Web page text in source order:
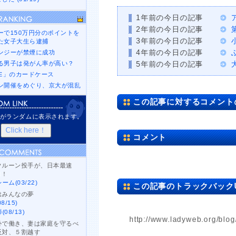
1年前の今日の記事
2年前の今日の記事
3年前の今日の記事
4年前の今日の記事
5年前の今日の記事
この記事に対するコメン
コメント
この記事のトラックバック
http://www.ladyweb.org/
で150万円分のポイントを
女子大生ら逮捕
ジーが禁煙に成功
男子は発がん率が高い？
」のカードケース
開催をめぐり、京大が混乱
ランダムに表示されます。
ルーン投手が、日本最速
ーム(03/22)
みんなの夢
15)
(08/13)
で働き、妻は家庭を守るべ
対、５割越す